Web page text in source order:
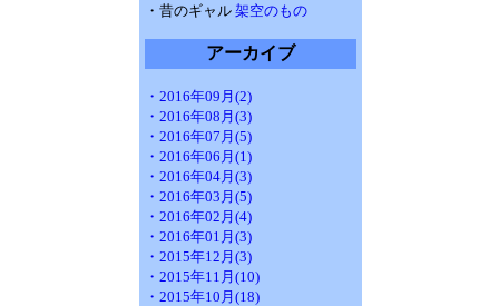
・昔のギャル 架空のもの
アーカイブ
・2016年09月(2)
・2016年08月(3)
・2016年07月(5)
・2016年06月(1)
・2016年04月(3)
・2016年03月(5)
・2016年02月(4)
・2016年01月(3)
・2015年12月(3)
・2015年11月(10)
・2015年10月(18)